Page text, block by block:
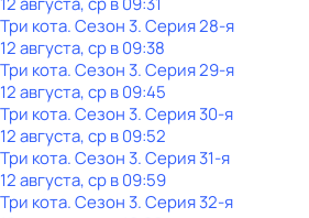
Три кота. Сезон 3. Серия 28-я
12 августа, ср в 09:38
Три кота. Сезон 3. Серия 29-я
12 августа, ср в 09:45
Три кота. Сезон 3. Серия 30-я
12 августа, ср в 09:52
Три кота. Сезон 3. Серия 31-я
12 августа, ср в 09:59
Три кота. Сезон 3. Серия 32-я